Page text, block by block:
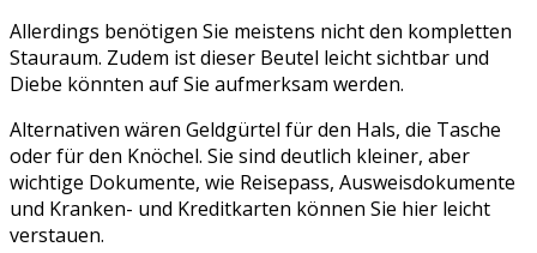
Allerdings benötigen Sie meistens nicht den kompletten
Stauraum. Zudem ist dieser Beutel leicht sichtbar und
Diebe könnten auf Sie aufmerksam werden.
Alternativen wären Geldgürtel für den Hals, die Tasche
oder für den Knöchel. Sie sind deutlich kleiner, aber
wichtige Dokumente, wie Reisepass, Ausweisdokumente
und Kranken- und Kreditkarten können Sie hier leicht
verstauen.